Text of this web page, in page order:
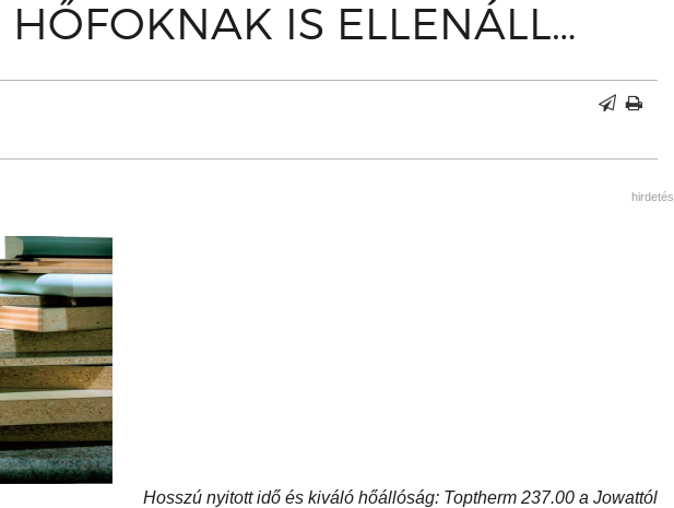
HŐFOKNAK IS ELLENÁLL…
hirdetés
Hosszú nyitott idő és kiváló hőállóság: Toptherm 237.00 a Jowattól